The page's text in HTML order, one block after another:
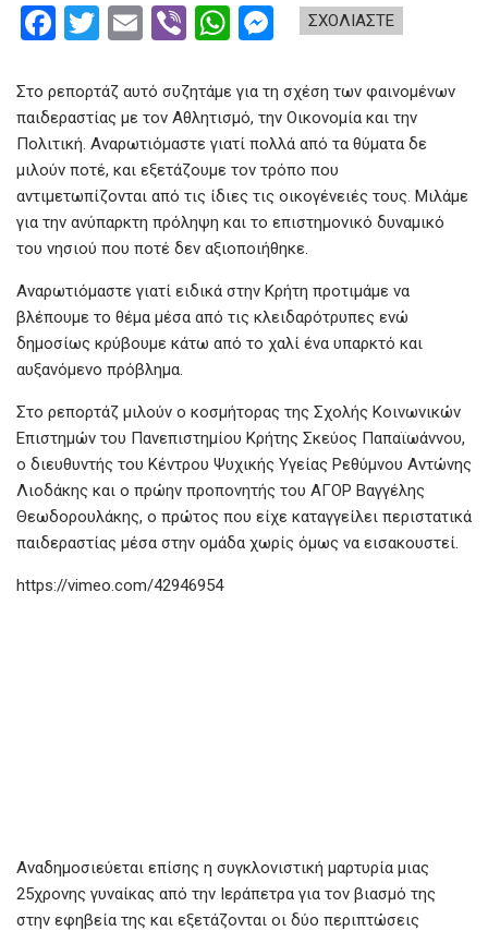
ΣΧΟΛΙΑΣΤΕ
F
ce
b
o
o
k
T
tt
er
E
ail
Vi
er
W
at
s
A
p
p
se
n
g
er
Στο ρεπορτάζ αυτό συζητάμε για τη σχέση των φαινομένων
παιδεραστίας με τον Αθλητισμό, την Οικονομία και την
Πολιτική. Αναρωτιόμαστε γιατί πολλά από τα θύματα δε
μιλούν ποτέ, και εξετάζουμε τον τρόπο που
αντιμετωπίζονται από τις ίδιες τις οικογένειές τους. Μιλάμε
για την ανύπαρκτη πρόληψη και το επιστημονικό δυναμικό
του νησιού που ποτέ δεν αξιοποιήθηκε.
Αναρωτιόμαστε γιατί ειδικά στην Κρήτη προτιμάμε να
βλέπουμε το θέμα μέσα από τις κλειδαρότρυπες ενώ
δημοσίως κρύβουμε κάτω από το χαλί ένα υπαρκτό και
αυξανόμενο πρόβλημα.
Στο ρεπορτάζ μιλούν ο κοσμήτορας της Σχολής Κοινωνικών
Επιστημών του Πανεπιστημίου Κρήτης Σκεύος Παπαϊωάννου,
ο διευθυντής του Κέντρου Ψυχικής Υγείας Ρεθύμνου Αντώνης
Λιοδάκης και ο πρώην προπονητής του ΑΓΟΡ Βαγγέλης
Θεωδορουλάκης, ο πρώτος που είχε καταγγείλει περιστατικά
παιδεραστίας μέσα στην ομάδα χωρίς όμως να εισακουστεί.
https://vimeo.com/42946954
Αναδημοσιεύεται επίσης η συγκλονιστική μαρτυρία μιας
25χρονης γυναίκας από την Ιεράπετρα για τον βιασμό της
στην εφηβεία της και εξετάζονται οι δύο περιπτώσεις